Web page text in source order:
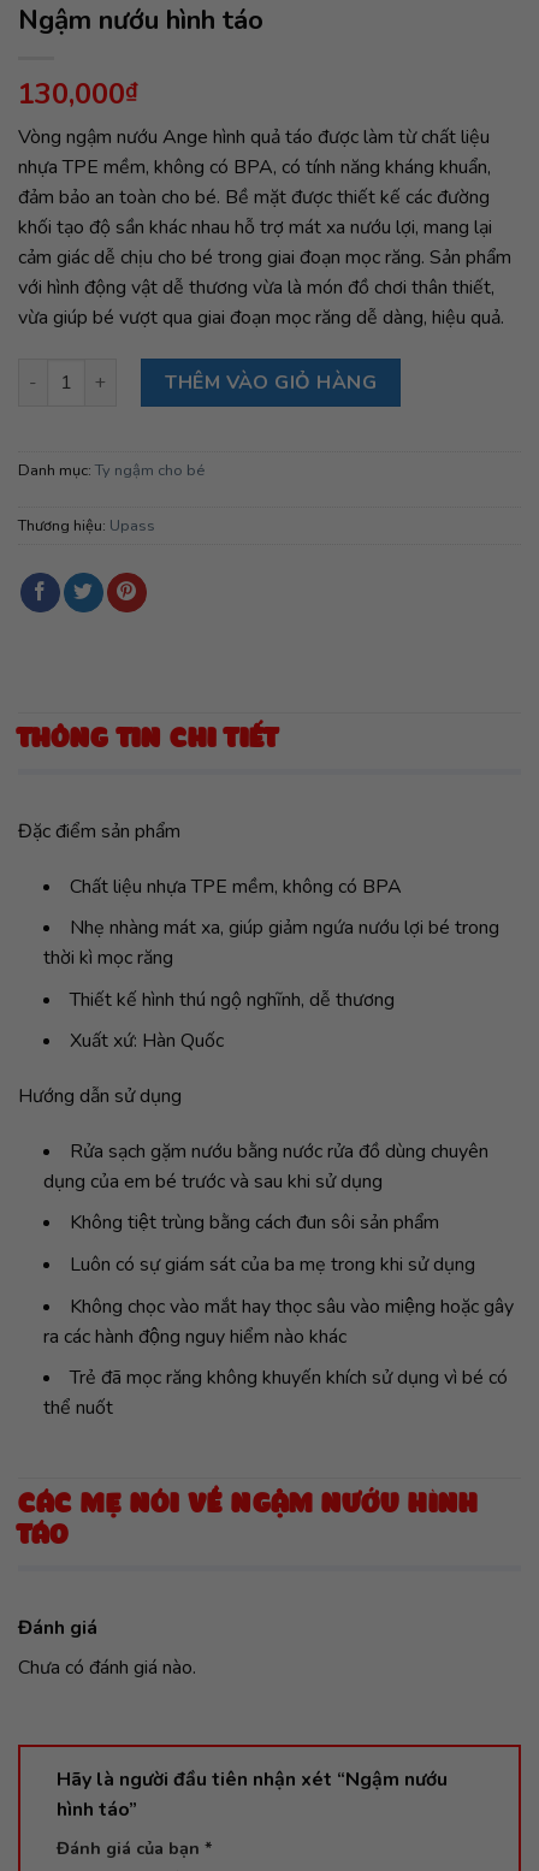
Ngậm nướu hình táo
130,000₫
Vòng ngậm nướu Ange hình quả táo được làm từ chất liệu
nhựa TPE mềm, không có BPA, có tính năng kháng khuẩn,
đảm bảo an toàn cho bé. Bề mặt được thiết kế các đường
khối tạo độ sần khác nhau hỗ trợ mát xa nướu lợi, mang lại
cảm giác dễ chịu cho bé trong giai đoạn mọc răng. Sản phẩm
với hình động vật dễ thương vừa là món đồ chơi thân thiết,
vừa giúp bé vượt qua giai đoạn mọc răng dễ dàng, hiệu quả.
Ngậm nướu hình táo số lượngTHÊM VÀO GIỎ HÀNG
Danh mục: Ty ngậm cho bé
Thương hiệu: Upass
THÔNG TIN CHI TIẾT
Đặc điểm sản phẩm
Chất liệu nhựa TPE mềm, không có BPA
Nhẹ nhàng mát xa, giúp giảm ngứa nướu lợi bé trong
thời kì mọc răng
Thiết kế hình thú ngộ nghĩnh, dễ thương
Xuất xứ: Hàn Quốc
Hướng dẫn sử dụng
Rửa sạch gặm nướu bằng nước rửa đồ dùng chuyên
dụng của em bé trước và sau khi sử dụng
Không tiệt trùng bằng cách đun sôi sản phẩm
Luôn có sự giám sát của ba mẹ trong khi sử dụng
Không chọc vào mắt hay thọc sâu vào miệng hoặc gây
ra các hành động nguy hiểm nào khác
Trẻ đã mọc răng không khuyến khích sử dụng vì bé có
thể nuốt
CÁC MẸ NÓI VỀ NGẬM NƯỚU HÌNH
TÁO
Đánh giá
Chưa có đánh giá nào.
Hãy là người đầu tiên nhận xét “Ngậm nướu
hình táo”
Đánh giá của bạn *